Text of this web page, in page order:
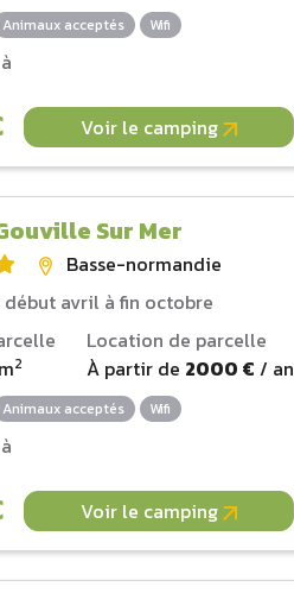
Animaux acceptés Wifi
Voir le camping
Sur Mer
Basse-normandie
début avril à fin octobre
m2
Location de parcelle
À partir de 2000 € / an
Animaux acceptés Wifi
Voir le camping